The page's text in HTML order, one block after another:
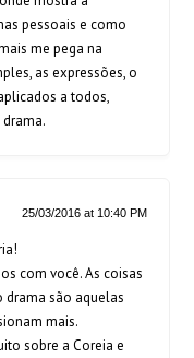
pessoais e como
me pega na
as expressões, o
a todos,
25/03/2016 at 10:40 PM
com você. As coisas
drama são aquelas
mais.
sobre a Coreia e